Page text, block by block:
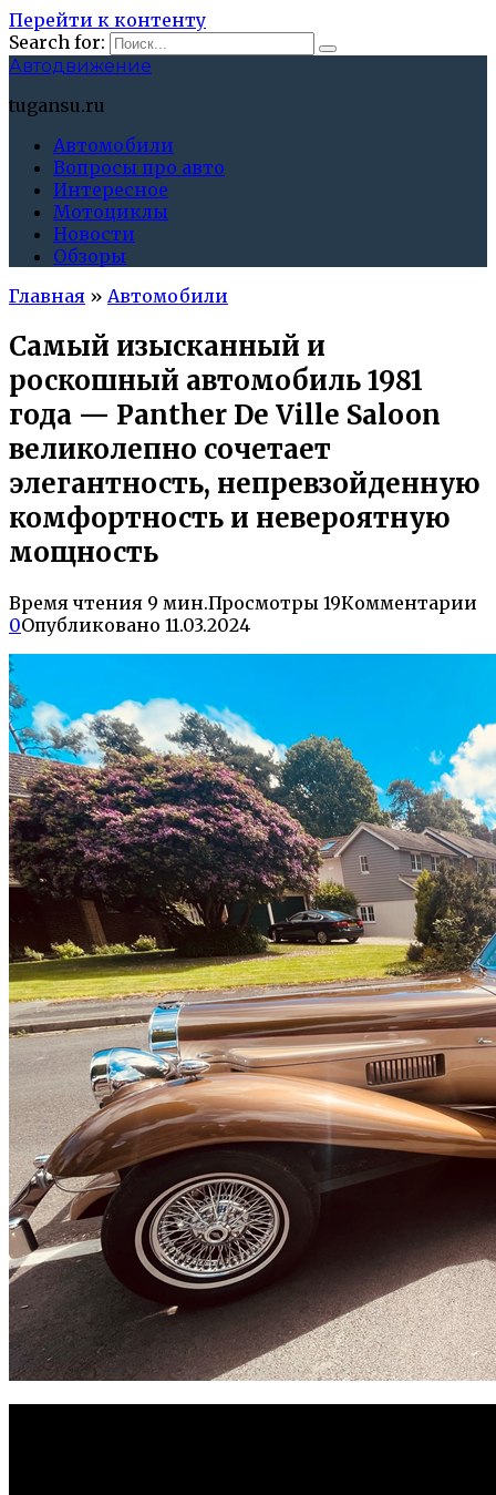
Перейти к контенту
Search for:
Автодвижение
tugansu.ru
Автомобили
Вопросы про авто
Интересное
Мотоциклы
Новости
Обзоры
Главная » Автомобили
Самый изысканный и
роскошный автомобиль 1981
года — Panther De Ville Saloon
великолепно сочетает
элегантность, непревзойденную
комфортность и невероятную
мощность
Время чтения 9 мин.Просмотры 19Комментарии
0Опубликовано 11.03.2024